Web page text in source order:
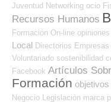
Juventud Networking ocio
Recursos Humanos
Formación On-line opiniones
Local Directorios Empresas
Voluntariado sostenibilidad
Facebook Artículos
Formación objetivos
Negocio Legislación marca